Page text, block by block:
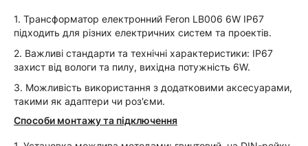
1. Трансформатор електронний Feron LB006 6W IP67
підходить для різних електричних систем та проектів.
2. Важливі стандарти та технічні характеристики: IP67
захист від вологи та пилу, вихідна потужність 6W.
3. Можливість використання з додатковими аксесуарами,
такими як адаптери чи роз'єми.
Способи монтажу та підключення